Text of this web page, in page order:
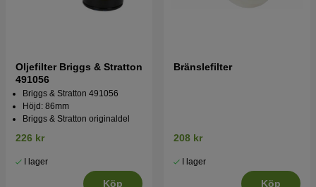
Oljefilter Briggs & Stratton
491056
Briggs & Stratton 491056
Höjd: 86mm
Briggs & Stratton originaldel
226 kr
I lager
Köp
Bränslefilter
208 kr
I lager
Köp